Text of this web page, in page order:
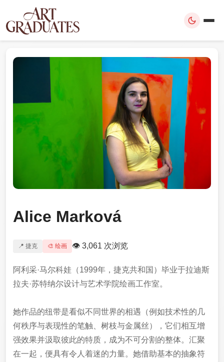
Alice Marková
📍 捷克 🎨 绘画 👁 3,061 次浏览
阿利采·马尔科娃（1999年，捷克共和国）毕业于拉迪斯
拉夫·苏特纳尔设计与艺术学院绘画工作室。
她作品的纽带是看似不同世界的相遇（例如技术性的几
何秩序与表现性的笔触、树枝与金属丝），它们相互增
强效果并汲取彼此的特质，成为不可分割的整体。汇聚
在一起，便具有令人着迷的力量。她借助基本的抽象符